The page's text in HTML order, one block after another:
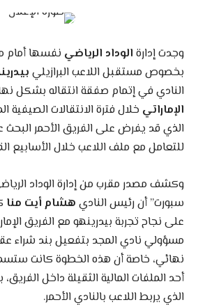
وجدت إدارةالوداد الرياضينفسها أمام
بخصوص مستقبل اللاعب البرازيلي
النادي في إتمام صفقة انتقاله بشكل
الإماراتيخلال فترة الانتقالات الصيفية
الذي قد يفرض على الفريق الأحمر البحث
للتعامل مع ملف اللاعب خلال الأسابيع
وكشف مصدر مقرب من إدارة الوداد
سبورت” أن رئيس الناديهشام أيت منا
على نجاح تجربة بيدرينهو مع الفريق
مسؤولي نادي المجد بتفعيل بند شراء
نهائي، خاصة أن هذه الخطوة كانت
أحد الملفات المالية الثقيلة داخل الفريق،
الذي يربط اللاعب بالنادي الأحمر.